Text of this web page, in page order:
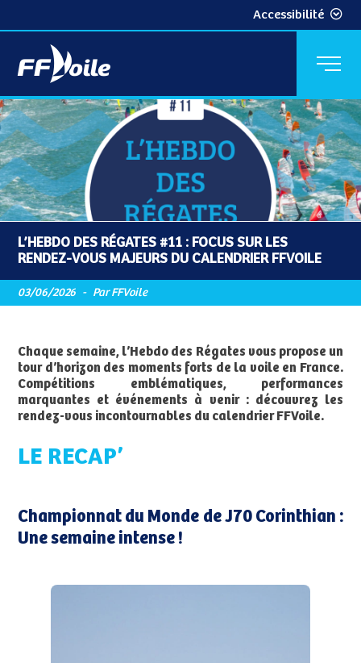
Accessibilité
L’HEBDO DES RÉGATES #11 : FOCUS SUR LES
RENDEZ-VOUS MAJEURS DU CALENDRIER FFVOILE
03/06/2026 - Par FFVoile
Chaque semaine, l’Hebdo des Régates vous propose un
tour d’horizon des moments forts de la voile en France.
Compétitions emblématiques, performances
marquantes et événements à venir : découvrez les
rendez-vous incontournables du calendrier FFVoile.
LE RECAP’
Championnat du Monde de J70 Corinthian :
Une semaine intense !